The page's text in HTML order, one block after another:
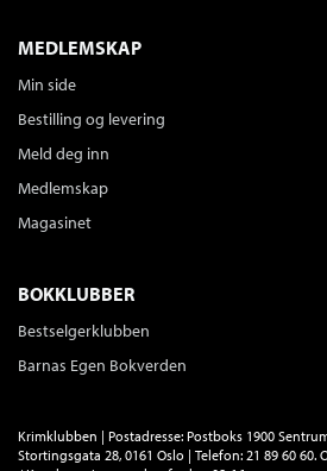
MEDLEMSKAP
Min side
Bestilling og levering
Meld deg inn
Medlemskap
Magasinet
BOKKLUBBER
Bestselgerklubben
Barnas Egen Bokverden
Krimklubben | Postadresse: Postboks 1900
Stortingsgata 28, 0161 Oslo | Telefon: 21 89 60